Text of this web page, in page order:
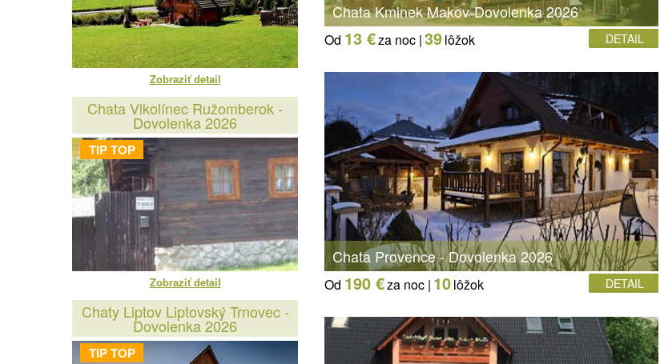
Zobraziť detail
Chata Vlkolínec Ružomberok -
Dovolenka 2026
TIP TOP
Zobraziť detail
Chaty Liptov Liptovský Trnovec -
Dovolenka 2026
TIP TOP
Chata Kminek Makov-Dovolenka 2026
Od 13 €za noc |39lôžok DETAIL
Chata Provence - Dovolenka 2026
Od 190 €za noc | 10lôžok DETAIL